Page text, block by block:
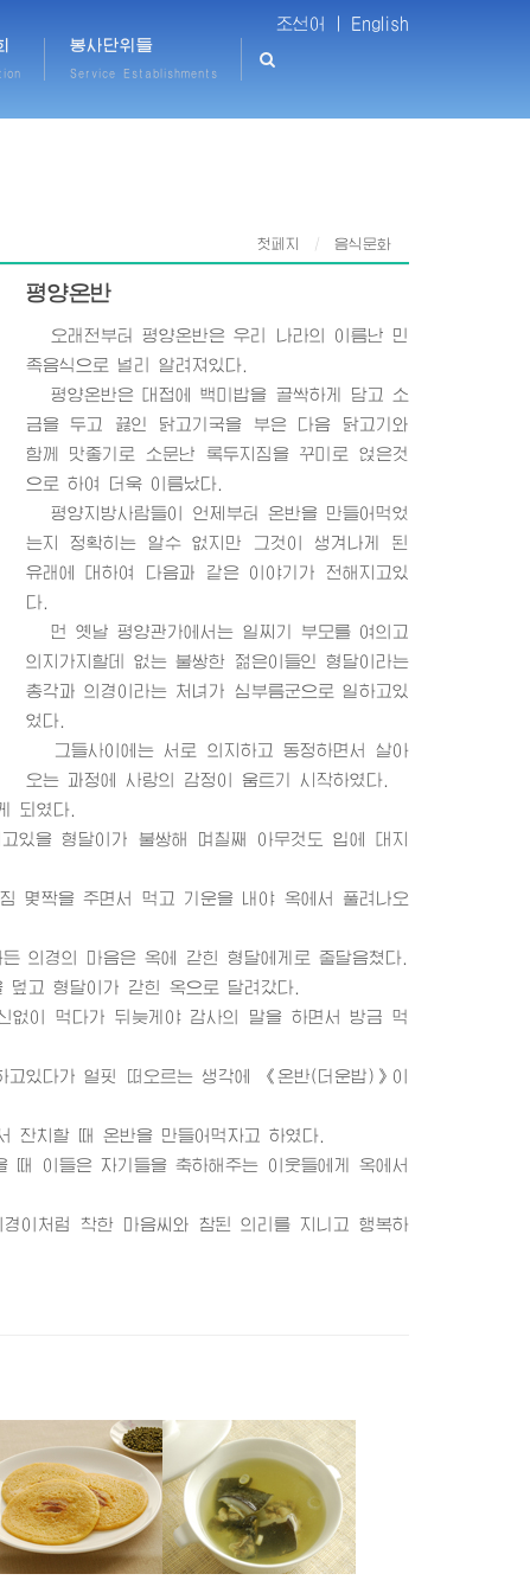
조선어 | English
봉사단위들
Service Establishments
첫페지 음식문화
평양온반
오래전부터 평양온반은 우리 나라의 이름난 민
족음식으로 널리 알려져있다.
평양온반은 대접에 백미밥을 골싹하게 담고 소
금을 두고 끓인 닭고기국을 부은 다음 닭고기와
함께 맛좋기로 소문난 록두지짐을 꾸미로 얹은것
으로 하여 더욱 이름났다.
평양지방사람들이 언제부터 온반을 만들어먹었
는지 정확히는 알수 없지만 그것이 생겨나게 된
유래에 대하여 다음과 같은 이야기가 전해지고있
다.
먼 옛날 평양관가에서는 일찌기 부모를 여의고
의지가지할데 없는 불쌍한 젊은이들인 형달이라는
총각과 의경이라는 처녀가 심부름군으로 일하고있
었다.
그들사이에는 서로 의지하고 동정하면서 살아
오는 과정에 사랑의 감정이 움트기 시작하였다.
되였다.
을 형달이가 불쌍해 며칠째 아무것도 입에 대지
몇짝을 주면서 먹고 기운을 내야 옥에서 풀려나오
의경의 마음은 옥에 갇힌 형달에게로 줄달음쳤다.
고 형달이가 갇힌 옥으로 달려갔다.
이 먹다가 뒤늦게야 감사의 말을 하면서 방금 먹
있다가 얼핏 떠오르는 생각에 《온반(더운밥)》이
치할 때 온반을 만들어먹자고 하였다.
이들은 자기들을 축하해주는 이웃들에게 옥에서
이처럼 착한 마음씨와 참된 의리를 지니고 행복하